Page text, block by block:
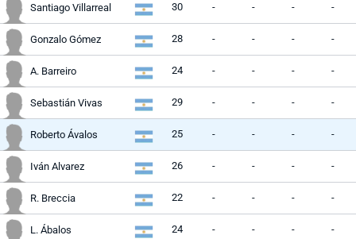
Santiago Villarreal 30 - - - -
Gonzalo Gómez 28 - - - -
A. Barreiro 24 - - - -
Sebastián Vivas 29 - - - -
Roberto Ávalos 25 - - - -
Iván Alvarez 26 - - - -
R. Breccia 22 - - - -
L. Ábalos 24 - - - -